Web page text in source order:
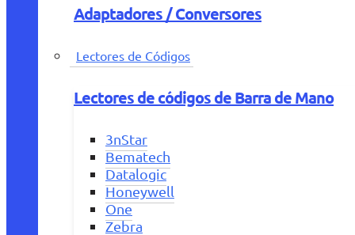
Adaptadores / Conversores
Lectores de Códigos
Lectores de códigos de Barra de Mano
3nStar
Bematech
Datalogic
Honeywell
One
Zebra